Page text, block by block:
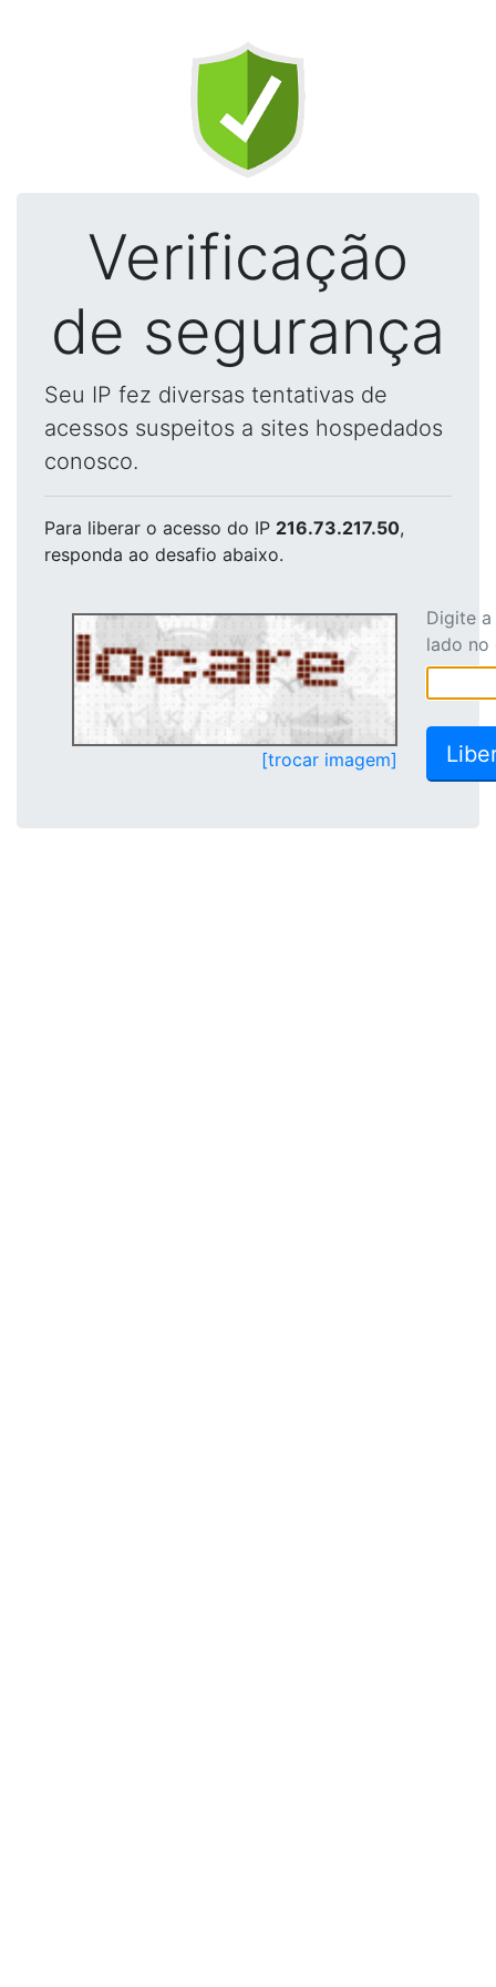
Verificação
de segurança
Seu IP fez diversas tentativas de
acessos suspeitos a sites hospedados
conosco.
Para liberar o acesso do IP 216.73.217.50,
responda ao desafio abaixo.
[trocar imagem]
Digite
lado no